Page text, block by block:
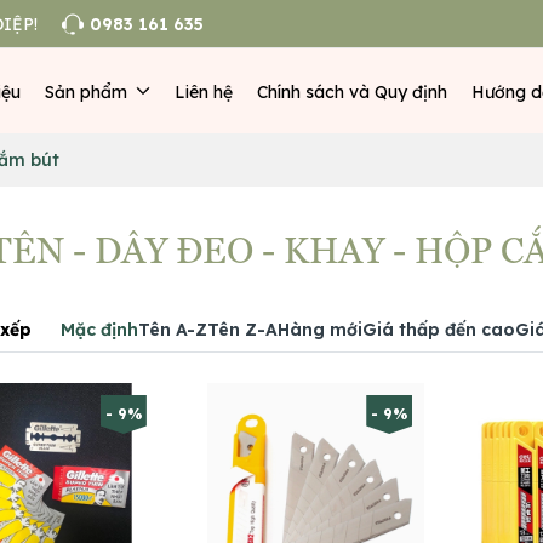
0983 161 635
Sản phẩm Liên hệ Chính sách và Quy định Hướng
bút
- DÂY ĐEO - KHAY - HỘP
Mặc địnhTên A-ZTên Z-AHàng mớiGiá thấp đến cao
- 9% - 9%